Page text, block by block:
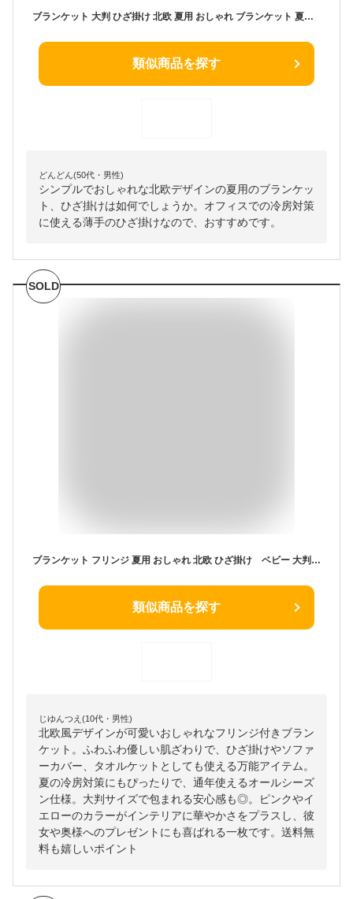
ブランケット 大判 ひざ掛け 北欧 夏用 おしゃれ ブランケット 夏毛布 シングル セミダブル ダブル シングル ロング タオルケット 敬老の日 冷房対策 ブランド マルチカバー オフィス 膝掛け カジュアル 夏 掛け布団 ベッドカバー 海外 布団カバー
類似商品を探す
どんどん(50代・男性)
シンプルでおしゃれな北欧デザインの夏用のブランケッ
ト、ひざ掛けは如何でしょうか。オフィスでの冷房対策
に使える薄手のひざ掛けなので、おすすめです。
SOLD
ブランケット フリンジ 夏用 おしゃれ 北欧 ひざ掛け ベビー 大判 毛布 フリンジ付き 通年 オールシーズン ふわふわ ギフト ソファーカバー タオルケット 冷房対策 プレゼント 可愛い オフィス 彼女 妻 ニットブランケット ピンク イエロー 送料無料
類似商品を探す
じゆんつえ(10代・男性)
北欧風デザインが可愛いおしゃれなフリンジ付きブラン
ケット。ふわふわ優しい肌ざわりで、ひざ掛けやソファ
ーカバー、タオルケットとしても使える万能アイテム。
夏の冷房対策にもぴったりで、通年使えるオールシーズ
ン仕様。大判サイズで包まれる安心感も◎。ピンクやイ
エローのカラーがインテリアに華やかさをプラスし、彼
女や奥様へのプレゼントにも喜ばれる一枚です。送料無
料も嬉しいポイント